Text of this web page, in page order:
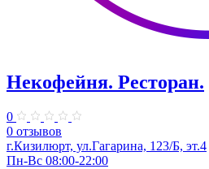
Некофейня. Ресторан.
0
0 отзывов
г.Кизилюрт, ул.Гагарина, 123/Б, эт.4
Пн-Вс 08:00-22:00